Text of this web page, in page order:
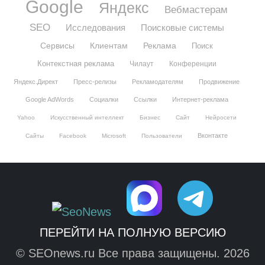
Google Яндекс
Вебмастерам
SEO
Исследования Поисковые системы
Сервисы Клиентам Реклама
Поиск
Контекстная реклама
Чилаут Конференции
Яндекс.Директ Пресс-релизы Рекламодателям Продвижение
Google AdWords Социалки Ссылки Интернет-реклама
Yahoo Искусственный интеллект Бизнес Сайт Нейросети
Сайты Facebook Microsoft Пользователи Вконтакте
ПЕРЕЙТИ НА ПОЛНУЮ ВЕРСИЮ
© SEOnews.ru Все права защищены. 2026